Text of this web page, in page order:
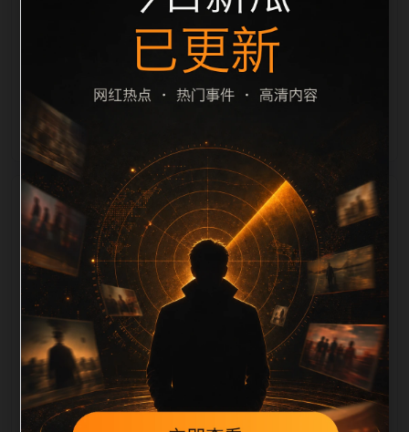
键词堆砌，也避免多个站点同步发布完全相同的标题。
图片说明、文件名、alt 和 title 均围绕主关键词、栏目
词和文章标题生成，便于搜索引擎理解页面主题。后续
采集时将继续执行远程图片本地化、坏图默认图兜底、
标题重复过滤和 desc
栏目内容归集
ription 长度检查。栏目内容按每日少量新增的方式持续
扩展，每篇保留相关问题、站内推荐和清晰的层级路
径，减少用户反复返回搜索页。第60篇作为本栏目的初
始建设内容，主要用于补齐栏目深度、稳定内链结构，
并为后续专题聚合提供可点击入口。如果后续发现页面
缺图、标题过短、描述为空或正文不足，将进入每日
SEO 检查清单自动修正。